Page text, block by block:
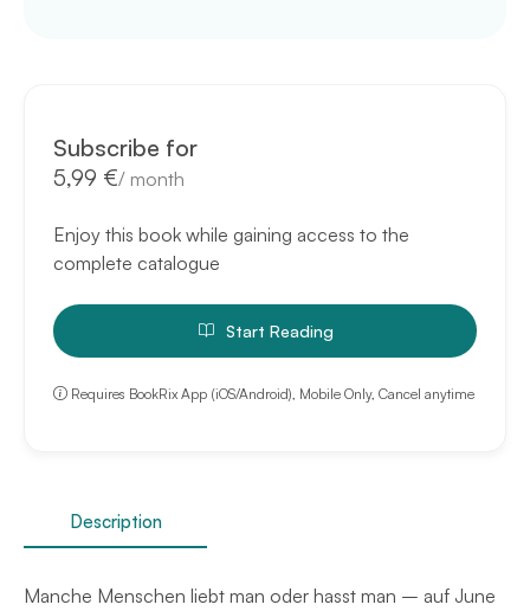
Subscribe for
5,99 €/ month
Enjoy this book while gaining access to the
complete catalogue
Start Reading
Requires BookRix App (iOS/Android), Mobile Only, Cancel anytime
Description
Manche Menschen liebt man oder hasst man – auf June